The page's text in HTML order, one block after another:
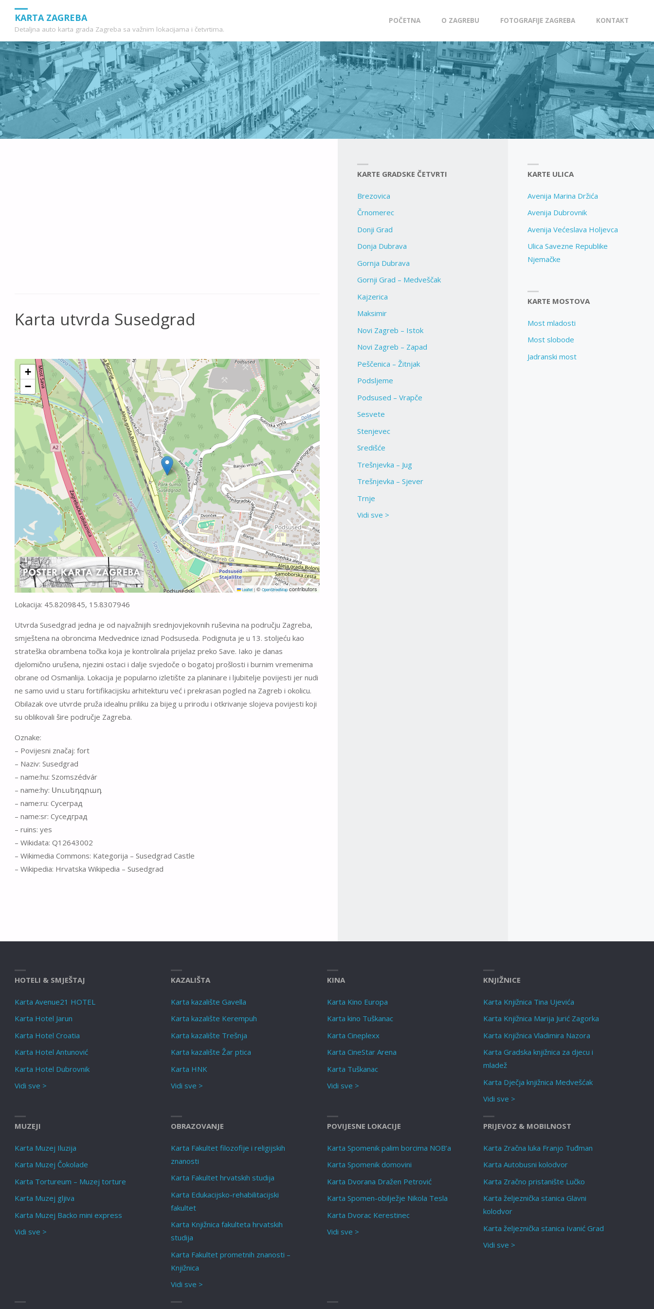
KARTA ZAGREBA
Detaljna auto karta grada Zagreba sa važnim lokacijama i četvrtima.
content
POČETNA O ZAGREBU FOTOGRAFIJE ZAGREBA KONTAKT
Karta utvrda Susedgrad
+
−
Leaflet |© OpenStreetMapcontributors
Lokacija: 45.8209845, 15.8307946
Utvrda Susedgrad jedna je od najvažnijih srednjovjekovnih ruševina na području Zagreba,
smještena na obroncima Medvednice iznad Podsuseda. Podignuta je u 13. stoljeću kao
strateška obrambena točka koja je kontrolirala prijelaz preko Save. Iako je danas
djelomično urušena, njezini ostaci i dalje svjedoče o bogatoj prošlosti i burnim vremenima
obrane od Osmanlija. Lokacija je popularno izletište za planinare i ljubitelje povijesti jer nudi
ne samo uvid u staru fortifikacijsku arhitekturu već i prekrasan pogled na Zagreb i okolicu.
Obilazak ove utvrde pruža idealnu priliku za bijeg u prirodu i otkrivanje slojeva povijesti koji
su oblikovali šire područje Zagreba.
Oznake:
– Povijesni značaj: fort
– Naziv: Susedgrad
– name:hu: Szomszédvár
– name:hy: Սուսեդգրադ
– name:ru: Сусеград
– name:sr: Суседград
– ruins: yes
– Wikidata: Q12643002
– Wikimedia Commons: Kategorija – Susedgrad Castle
– Wikipedia: Hrvatska Wikipedia – Susedgrad
KARTE GRADSKE ČETVRTI
Brezovica
Črnomerec
Donji Grad
Donja Dubrava
Gornja Dubrava
Gornji Grad – Medveščak
Kajzerica
Maksimir
Novi Zagreb – Istok
Novi Zagreb – Zapad
Peščenica – Žitnjak
Podsljeme
Podsused – Vrapče
Sesvete
Stenjevec
Središće
Trešnjevka – Jug
Trešnjevka – Sjever
Trnje
Vidi sve >
KARTE ULICA
Avenija Marina Držića
Avenija Dubrovnik
Avenija Većeslava Holjevca
Ulica Savezne Republike
Njemačke
KARTE MOSTOVA
Most mladosti
Most slobode
Jadranski most
HOTELI & SMJEŠTAJ
Karta Avenue21 HOTEL
Karta Hotel Jarun
Karta Hotel Croatia
Karta Hotel Antunović
Karta Hotel Dubrovnik
Vidi sve >
KAZALIŠTA
Karta kazalište Gavella
Karta kazalište Kerempuh
Karta kazalište Trešnja
Karta kazalište Žar ptica
Karta HNK
Vidi sve >
KINA
Karta Kino Europa
Karta kino Tuškanac
Karta Cineplexx
Karta CineStar Arena
Karta Tuškanac
Vidi sve >
KNJIŽNICE
Karta Knjižnica Tina Ujevića
Karta Knjižnica Marija Jurić Zagorka
Karta Knjižnica Vladimira Nazora
Karta Gradska knjižnica za djecu i
mladež
Karta Dječja knjižnica Medvešćak
Vidi sve >
MUZEJI
Karta Muzej Iluzija
Karta Muzej Čokolade
Karta Tortureum – Muzej torture
Karta Muzej gljiva
Karta Muzej Backo mini express
Vidi sve >
OBRAZOVANJE
Karta Fakultet filozofije i religijskih
znanosti
Karta Fakultet hrvatskih studija
Karta Edukacijsko-rehabilitacijski
fakultet
Karta Knjižnica fakulteta hrvatskih
studija
Karta Fakultet prometnih znanosti –
Knjižnica
Vidi sve >
POVIJESNE LOKACIJE
Karta Spomenik palim borcima NOB’a
Karta Spomenik domovini
Karta Dvorana Dražen Petrović
Karta Spomen-obilježje Nikola Tesla
Karta Dvorac Kerestinec
Vidi sve >
PRIJEVOZ & MOBILNOST
Karta Zračna luka Franjo Tuđman
Karta Autobusni kolodvor
Karta Zračno pristanište Lučko
Karta željeznička stanica Glavni
kolodvor
Karta željeznička stanica Ivanić Grad
Vidi sve >